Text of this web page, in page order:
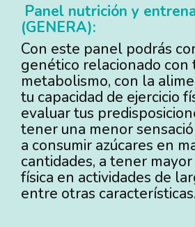
Panel nutrición y
(GENERA):
Con este panel podrás
genético relacionado con
metabolismo, con la
tu capacidad de ejercicio
evaluar tus
tener una menor
a consumir azúcares en
cantidades, a tener
física en actividades de
entre otras características.